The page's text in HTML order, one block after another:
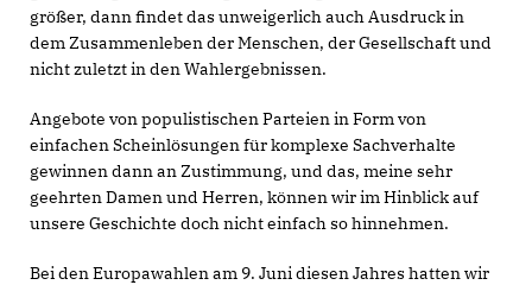
größer, dann findet das unweigerlich auch Ausdruck in
dem Zusammenleben der Menschen, der Gesellschaft und
nicht zuletzt in den Wahlergebnissen.
Angebote von populistischen Parteien in Form von
einfachen Scheinlösungen für komplexe Sachverhalte
gewinnen dann an Zustimmung, und das, meine sehr
geehrten Damen und Herren, können wir im Hinblick auf
unsere Geschichte doch nicht einfach so hinnehmen.
Bei den Europawahlen am 9. Juni diesen Jahres hatten wir